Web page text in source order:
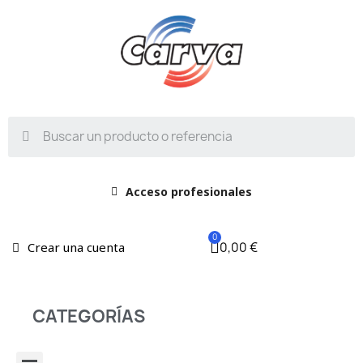
Acceso profesionales
Crear una cuenta 0,00 €
CATEGORÍAS